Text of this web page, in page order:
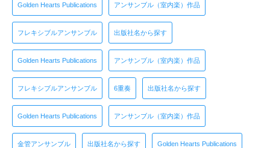
Golden Hearts Publications アンサンブル（室内楽）作品
フレキシブルアンサンブル 出版社名から探す
Golden Hearts Publications アンサンブル（室内楽）作品
フレキシブルアンサンブル 6重奏 出版社名から探す
Golden Hearts Publications アンサンブル（室内楽）作品
金管アンサンブル 出版社名から探す Golden Hearts Publications